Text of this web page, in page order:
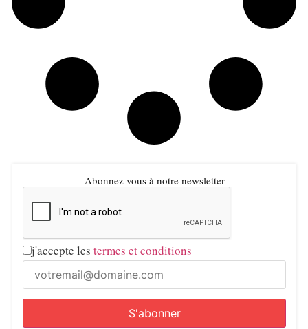
Abonnez vous à notre newsletter
j'accepte les termes et conditions